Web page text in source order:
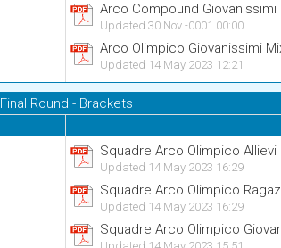
Arco Compound Giovanissimi
Updated 30 Nov -0001 00:00
Arco Olimpico Giovanissimi
Updated 14 May 2023 12:21
Final Round - Brackets
Squadre Arco Olimpico Allievi
Updated 14 May 2023 16:29
Squadre Arco Olimpico
Updated 14 May 2023 16:29
Squadre Arco Olimpico